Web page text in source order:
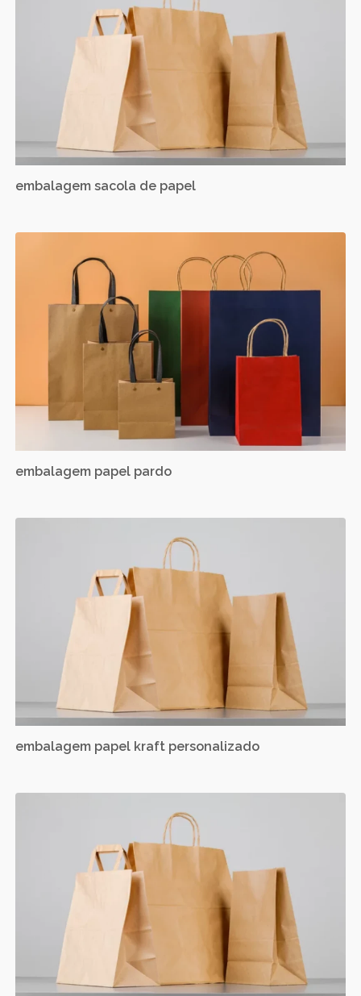
embalagem sacola de papel
embalagem papel pardo
embalagem papel kraft personalizado